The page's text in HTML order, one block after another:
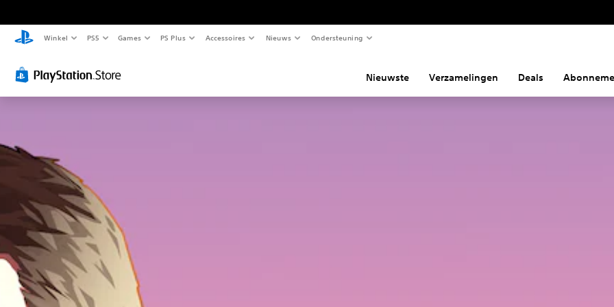
Winkel PS5 Games PS Plus Accessoires Nieuws Ondersteuning
Nieuwste Verzamelingen Deals